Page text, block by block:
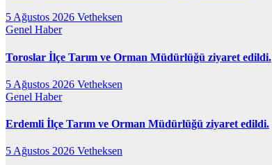
5 Ağustos 2026 Vetheksen
Genel Haber
Toroslar İlçe Tarım ve Orman Müdürlüğü ziyaret edildi.
5 Ağustos 2026 Vetheksen
Genel Haber
Erdemli İlçe Tarım ve Orman Müdürlüğü ziyaret edildi.
5 Ağustos 2026 Vetheksen